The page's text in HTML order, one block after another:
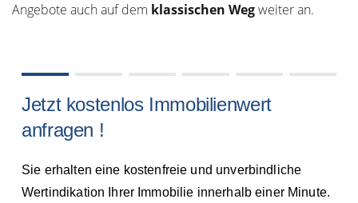
Angebote auch auf dem klassischen Wegweiter an.